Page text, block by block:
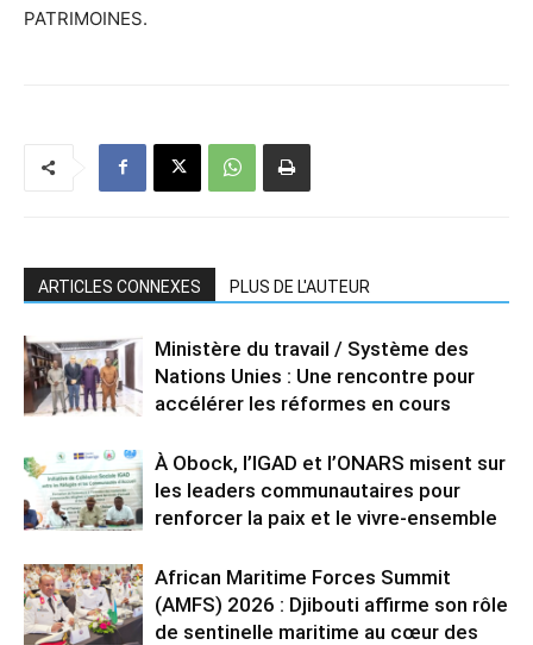
PATRIMOINES.
ARTICLES CONNEXES PLUS DE L'AUTEUR
Ministère du travail / Système des
Nations Unies : Une rencontre pour
accélérer les réformes en cours
À Obock, l’IGAD et l’ONARS misent sur
les leaders communautaires pour
renforcer la paix et le vivre-ensemble
African Maritime Forces Summit
(AMFS) 2026 : Djibouti affirme son rôle
de sentinelle maritime au cœur des